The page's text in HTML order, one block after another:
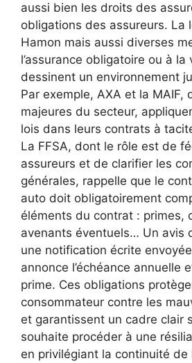
aussi bien les droits des
obligations des assureurs. La
Hamon mais aussi diverses
l’assurance obligatoire ou à
dessinent un environnement
Par exemple, AXA et la MAIF,
majeures du secteur,
lois dans leurs contrats à
La FFSA, dont le rôle est de
assureurs et de clarifier les
générales, rappelle que le
auto doit obligatoirement
éléments du contrat : primes,
avenants éventuels… Un avis
une notification écrite envoyée
annonce l’échéance annuelle
prime. Ces obligations
consommateur contre les
et garantissent un cadre clair
souhaite procéder à une
en privilégiant la continuité